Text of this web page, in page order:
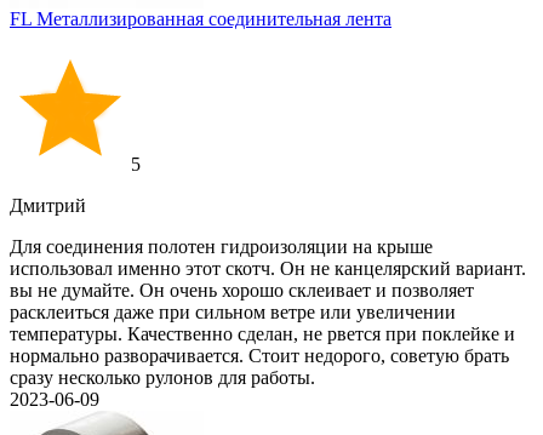
FL Металлизированная соединительная лента
5
Дмитрий
Для соединения полотен гидроизоляции на крыше
использовал именно этот скотч. Он не канцелярский вариант.
вы не думайте. Он очень хорошо склеивает и позволяет
расклеиться даже при сильном ветре или увеличении
температуры. Качественно сделан, не рвется при поклейке и
нормально разворачивается. Стоит недорого, советую брать
сразу несколько рулонов для работы.
2023-06-09